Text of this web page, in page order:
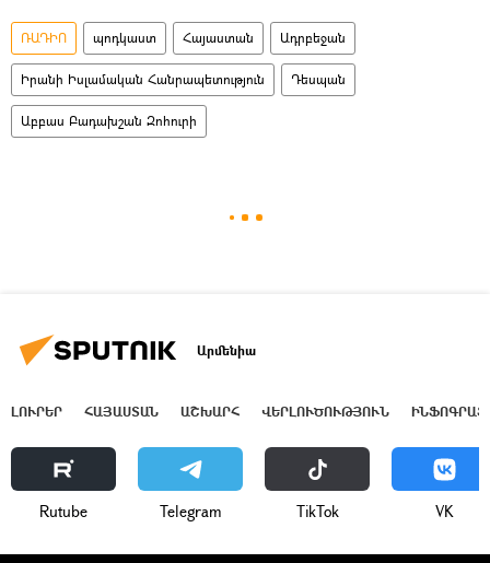
ՌԱԴԻՈ պոդկաստ Հայաստան Ադրբեջան
Իրանի Իսլամական Հանրապետություն Դեսպան
Աբբաս Բադախշան Զոհուրի
Արմենիա
ԼՈՒՐԵՐ ՀԱՅԱՍՏԱՆ ԱՇԽԱՐՀ ՎԵՐԼՈՒԾՈՒԹՅՈՒՆ
Rutube Telegram ТikТоk VK